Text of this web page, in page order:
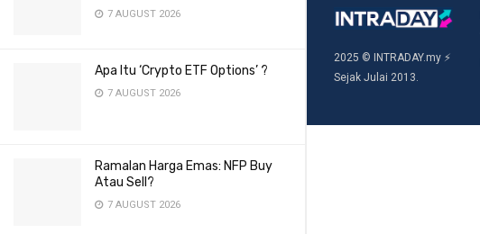
7 AUGUST 2026
Apa Itu ‘Crypto ETF Options’ ?
7 AUGUST 2026
Ramalan Harga Emas: NFP Buy
Atau Sell?
7 AUGUST 2026
2025 © INTRADAY.my ⚡
Sejak Julai 2013.